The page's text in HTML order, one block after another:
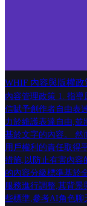
WHIF 內容與版權
內容管理政策 1. 指
信賦予創作者自由表
力於維護表達自由,並
基於文字的內容。 然
用戶權利的責任取得
措施,以防止有害內容
的內容分級標準基於
服務進行調整,其背景
些標準,參考AI角色聊